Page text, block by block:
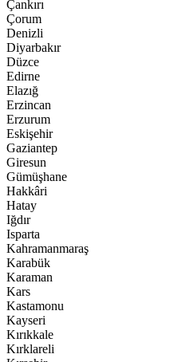
Çankırı
Çorum
Denizli
Diyarbakır
Düzce
Edirne
Elazığ
Erzincan
Erzurum
Eskişehir
Gaziantep
Giresun
Gümüşhane
Hakkâri
Hatay
Iğdır
Isparta
Kahramanmaraş
Karabük
Karaman
Kars
Kastamonu
Kayseri
Kırıkkale
Kırklareli